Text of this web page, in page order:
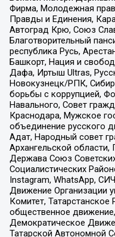
Фирма, Молодежная
Правды и Единения,
Автоград Крю, Союз
Благотворительный
республика Русь,
Башкорт, Нация и
Дафа, Иртыш Ultras,
Новокузнецк/РПК,
борьбы с коррупцией,
Навального, Совет
Краснодара, Мужское
объединение русского
Адат, Народный совет
Архангельской
Держава Союз
Социалистических
Instagram, WhatsApp,
Движение Организации
Комитет, Татарстанское
общественное
Демократическое
Татарской Автономной